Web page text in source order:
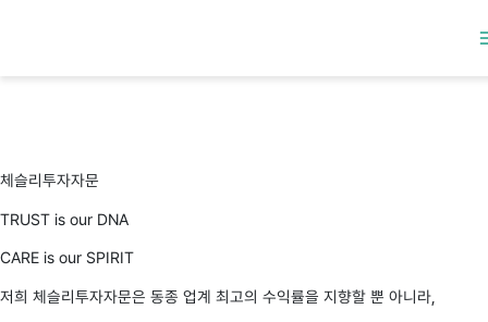
체슬리투자자문
TRUST is our DNA
CARE is our SPIRIT
저희 체슬리투자자문은 동종 업계 최고의 수익률을 지향할 뿐 아니라,